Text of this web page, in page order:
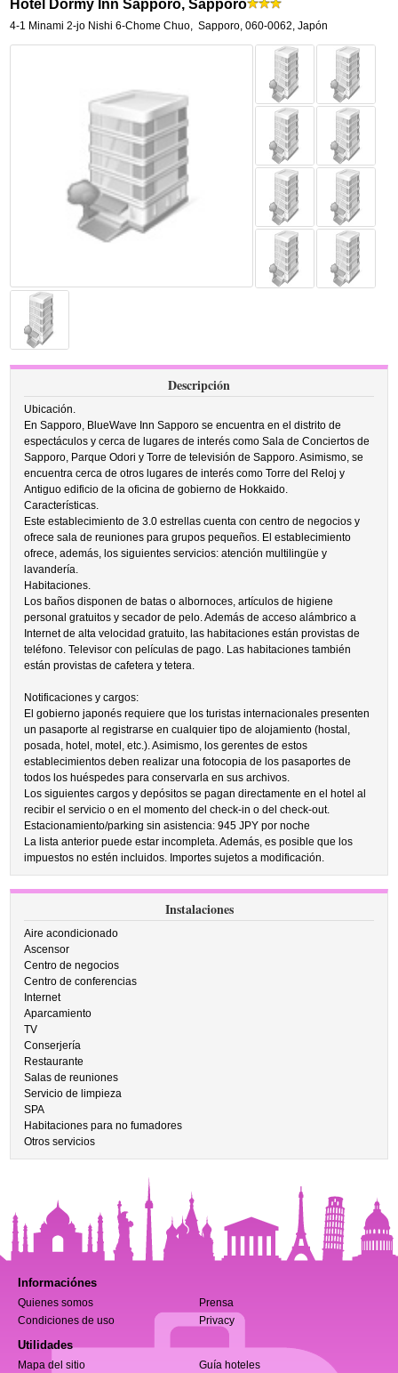
Hotel Dormy Inn Sapporo, Sapporo
4-1 Minami 2-jo Nishi 6-Chome Chuo, Sapporo,060-0062, Japón
Descripción
Ubicación.
En Sapporo, BlueWave Inn Sapporo se encuentra en el distrito de
espectáculos y cerca de lugares de interés como Sala de Conciertos de
Sapporo, Parque Odori y Torre de televisión de Sapporo. Asimismo, se
encuentra cerca de otros lugares de interés como Torre del Reloj y
Antiguo edificio de la oficina de gobierno de Hokkaido.
Características.
Este establecimiento de 3.0 estrellas cuenta con centro de negocios y
ofrece sala de reuniones para grupos pequeños. El establecimiento
ofrece, además, los siguientes servicios: atención multilingüe y
lavandería.
Habitaciones.
Los baños disponen de batas o albornoces, artículos de higiene
personal gratuitos y secador de pelo. Además de acceso alámbrico a
Internet de alta velocidad gratuito, las habitaciones están provistas de
teléfono. Televisor con películas de pago. Las habitaciones también
están provistas de cafetera y tetera.
Notificaciones y cargos:
El gobierno japonés requiere que los turistas internacionales presenten
un pasaporte al registrarse en cualquier tipo de alojamiento (hostal,
posada, hotel, motel, etc.). Asimismo, los gerentes de estos
establecimientos deben realizar una fotocopia de los pasaportes de
todos los huéspedes para conservarla en sus archivos.
Los siguientes cargos y depósitos se pagan directamente en el hotel al
recibir el servicio o en el momento del check-in o del check-out.
Estacionamiento/parking sin asistencia: 945 JPY por noche
La lista anterior puede estar incompleta. Además, es posible que los
impuestos no estén incluidos. Importes sujetos a modificación.
Instalaciones
Aire acondicionado
Ascensor
Centro de negocios
Centro de conferencias
Internet
Aparcamiento
TV
Conserjería
Restaurante
Salas de reuniones
Servicio de limpieza
SPA
Habitaciones para no fumadores
Otros servicios
Informaciónes
Quienes somos
Prensa
Condiciones de uso
Privacy
Utilidades
Mapa del sitio Guía hoteles